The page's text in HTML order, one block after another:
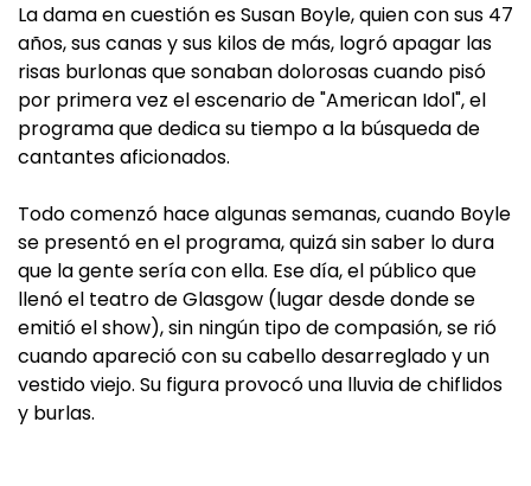
La dama en cuestión es Susan Boyle, quien con sus 47
años, sus canas y sus kilos de más, logró apagar las
risas burlonas que sonaban dolorosas cuando pisó
por primera vez el escenario de "American Idol", el
programa que dedica su tiempo a la búsqueda de
cantantes aficionados.
Todo comenzó hace algunas semanas, cuando Boyle
se presentó en el programa, quizá sin saber lo dura
que la gente sería con ella. Ese día, el público que
llenó el teatro de Glasgow (lugar desde donde se
emitió el show), sin ningún tipo de compasión, se rió
cuando apareció con su cabello desarreglado y un
vestido viejo. Su figura provocó una lluvia de chiflidos
y burlas.